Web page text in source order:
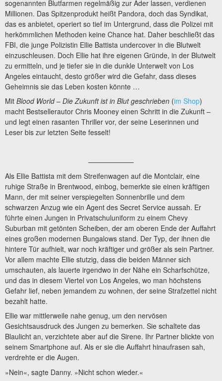
sogenannten Blutfarmen regelmäßig zur Ader lassen, verdienen
Millionen. Das Spitzenprodukt heißt Pandora, doch das Syndikat,
das es anbietet, operiert so tief im Untergrund, dass die Polizei mit
herkömmlichen Methoden keine Chance hat. Daher beschließt das
FBI, die junge Polizistin Ellie Battista undercover in die Blutwelt
einzuschleusen. Doch Ellie hat ihre eigenen Gründe, in der Blutwelt
zu ermitteln, und je tiefer sie in die dunkle Unterwelt von Los
Angeles eintaucht, desto größer wird die Gefahr, dass dieses
Geheimnis sie das Leben kosten könnte …
Mit Blood World – Die Zukunft ist in Blut geschrieben (im Shop)
macht Bestsellerautor Chris Mooney einen Schritt in die Zukunft –
und legt einen rasanten Thriller vor, der seine Leserinnen und
Leser bis zur letzten Seite fesselt!
——————–
Als Ellie Battista mit dem Streifenwagen auf die Montclair, eine
ruhige Straße in Brentwood, einbog, bemerkte sie einen kräftigen
Mann, der mit seiner verspiegelten Sonnenbrille und dem
schwarzen Anzug wie ein Agent des Secret Service aussah. Er
führte einen Jungen in Privatschuluniform zu einem Chevy
Suburban mit getönten Scheiben, der am oberen Ende der Auffahrt
eines großen modernen Bungalows stand. Der Typ, der ihnen die
hintere Tür aufhielt, war noch kräftiger und größer als sein Partner.
Vor allem machte Ellie stutzig, dass die beiden Männer sich
umschauten, als lauerte irgendwo in der Nähe ein Scharfschütze,
und das in diesem Viertel von Los Angeles, wo man höchstens
Gefahr lief, neben jemandem zu wohnen, der seine Strafzettel nicht
bezahlt hatte.
Ellie war mittlerweile nahe genug, um den nervösen
Gesichtsausdruck des Jungen zu bemerken. Sie schaltete das
Blaulicht an, verzichtete aber auf die Sirene. Ihr Partner blickte von
seinem Smartphone auf. Als er sie die Auffahrt hinaufrasen sah,
verdrehte er die Augen.
»Nein«, sagte Danny. »Nicht schon wieder.«